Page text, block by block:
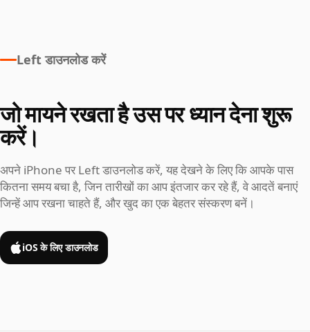
Left डाउनलोड करें
जो मायने रखता है उस पर ध्यान देना शुरू
करें।
अपने iPhone पर Left डाउनलोड करें, यह देखने के लिए कि आपके पास
कितना समय बचा है, जिन तारीखों का आप इंतजार कर रहे हैं, वे आदतें बनाएं
जिन्हें आप रखना चाहते हैं, और खुद का एक बेहतर संस्करण बनें।
iOS के लिए डाउनलोड